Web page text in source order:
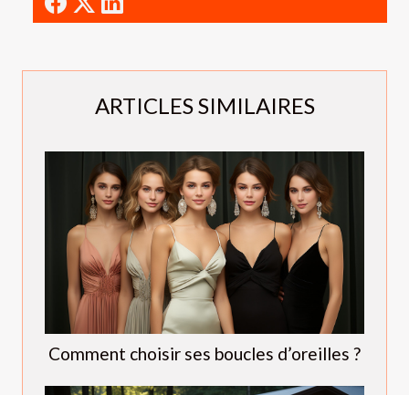
ARTICLES SIMILAIRES
Comment choisir ses boucles d’oreilles ?